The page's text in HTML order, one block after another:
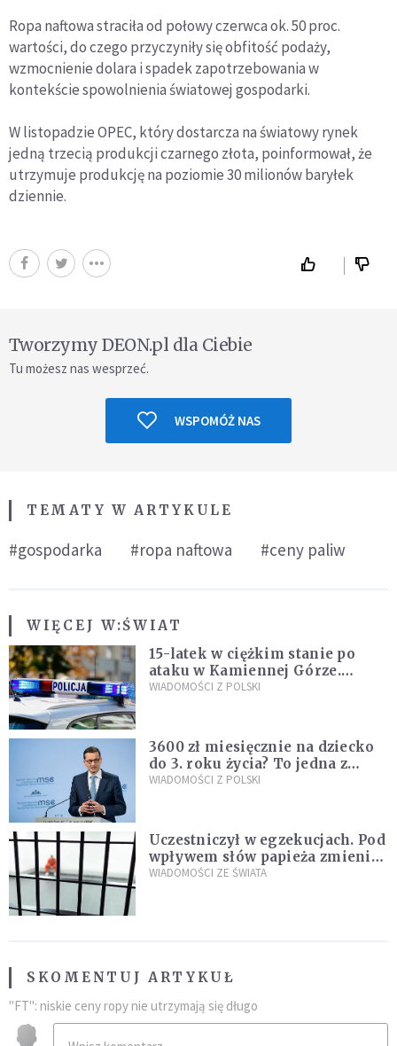
Ropa naftowa straciła od połowy czerwca ok. 50 proc.
wartości, do czego przyczyniły się obfitość podaży,
wzmocnienie dolara i spadek zapotrzebowania w
kontekście spowolnienia światowej gospodarki.
W listopadzie OPEC, który dostarcza na światowy rynek
jedną trzecią produkcji czarnego złota, poinformował, że
utrzymuje produkcję na poziomie 30 milionów baryłek
dziennie.
Tworzymy DEON.pl dla Ciebie
Tu możesz nas wesprzeć.
WSPOMÓŻ NAS
TEMATY W ARTYKULE
#gospodarka #ropa naftowa #ceny paliw
WIĘCEJ W:ŚWIAT
15-latek w ciężkim stanie po
ataku w Kamiennej Górze.
Policja zatrzymała dwóch
WIADOMOŚCI Z POLSKI
3600 zł miesięcznie na dziecko
do 3. roku życia? To jedna z
propozycji programu "Rozwój
WIADOMOŚCI Z POLSKI
Uczestniczył w egzekucjach. Pod
wpływem słów papieża zmienił
zdanie
WIADOMOŚCI ZE ŚWIATA
SKOMENTUJ ARTYKUŁ
"FT": niskie ceny ropy nie utrzymają się długo